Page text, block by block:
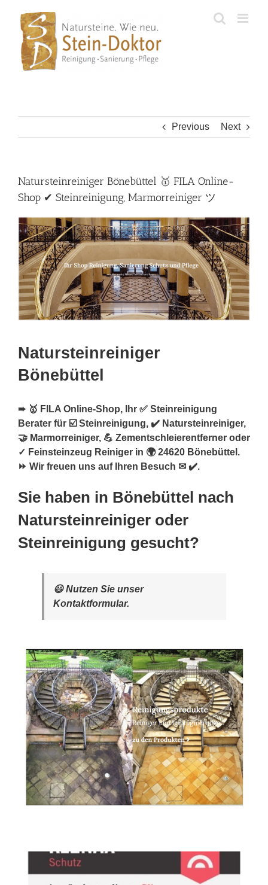
content
Previous Next
Natursteinreiniger Bönebüttel 🥇 FILA Online-
Shop ✔ Steinreinigung, Marmorreiniger ツ
Natursteinreiniger
Bönebüttel
➨ 🥇 FILA Online-Shop, Ihr ✅ Steinreinigung
Berater für ☑️ Steinreinigung, ✔️ Natursteinreiniger,
🤝 Marmorreiniger, 💪 Zementschleierentferner oder
✓ Feinsteinzeug Reiniger in 🌍 24620 Bönebüttel.
⏩ Wir freuen uns auf Ihren Besuch ✉ ✔️.
Sie haben in Bönebüttel nach
Natursteinreiniger oder
Steinreinigung gesucht?
😃 Nutzen Sie unser
Kontaktformular.